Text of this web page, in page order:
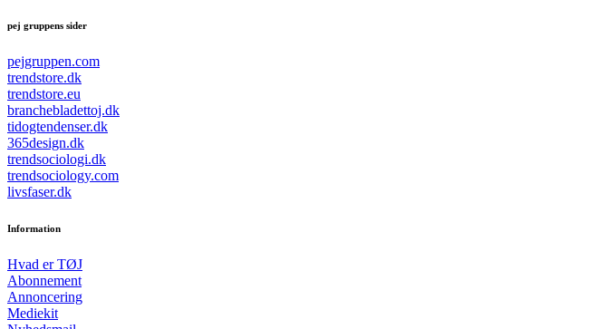
pej gruppens sider
pejgruppen.com
trendstore.dk
trendstore.eu
branchebladettoj.dk
tidogtendenser.dk
365design.dk
trendsociologi.dk
trendsociology.com
livsfaser.dk
Information
Hvad er TØJ
Abonnement
Annoncering
Mediekit